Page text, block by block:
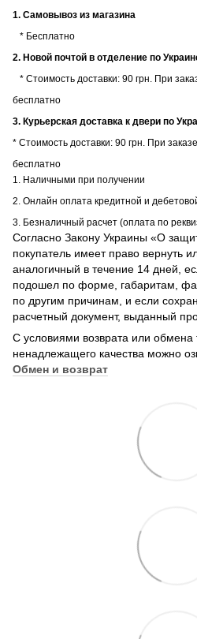
1. Самовывоз из магазина
* Бесплатно
2. Новой почтой в отделение по
* Стоимость доставки: 90 грн. При
бесплатно
3. Курьерская доставка к двери по
* Стоимость доставки: 90 грн. При
бесплатно
1. Наличными при получении
2. Онлайн оплата кредитной и
3. Безналичный расчет (оплата по
Согласно Закону Украины «О
покупатель имеет право вернуть
аналогичный в течение 14 дней,
подошел по форме, габаритам,
по другим причинам, и если
расчетный документ, выданный
С условиями возврата или
ненадлежащего качества можно
Обмен и возврат